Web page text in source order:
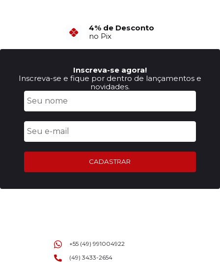
4% de Desconto
no Pix
Inscreva-se agora!
Inscreva-se e fique por dentro de lançamentos e
novidades.
CADASTRAR
+55 (49) 991004922
(49) 3433-2654